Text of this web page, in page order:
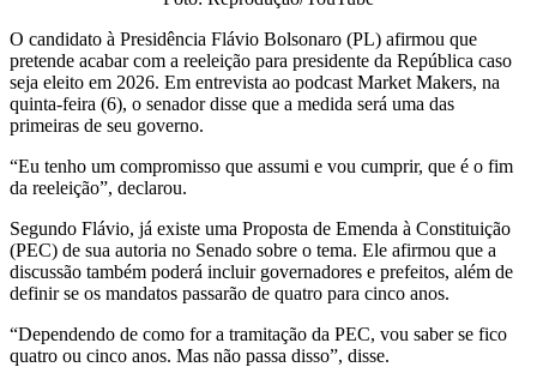
O candidato à Presidência Flávio Bolsonaro (PL) afirmou que
pretende acabar com a reeleição para presidente da República caso
seja eleito em 2026. Em entrevista ao podcast Market Makers, na
quinta-feira (6), o senador disse que a medida será uma das
primeiras de seu governo.
“Eu tenho um compromisso que assumi e vou cumprir, que é o fim
da reeleição”, declarou.
Segundo Flávio, já existe uma Proposta de Emenda à Constituição
(PEC) de sua autoria no Senado sobre o tema. Ele afirmou que a
discussão também poderá incluir governadores e prefeitos, além de
definir se os mandatos passarão de quatro para cinco anos.
“Dependendo de como for a tramitação da PEC, vou saber se fico
quatro ou cinco anos. Mas não passa disso”, disse.